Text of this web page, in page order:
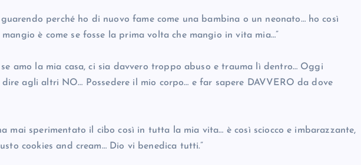
perché ho di nuovo fame come una bambina o un neonato… ho così
è come se fosse la prima volta che mangio in vita mia…”
se amo la mia casa, ci sia davvero troppo abuso e trauma lì dentro… Oggi
agli altri NO… Possedere il mio corpo… e far sapere DAVVERO da dove
mai sperimentato il cibo così in tutta la mia vita… è così sciocco e imbarazzante,
cookies and cream… Dio vi benedica tutti.”